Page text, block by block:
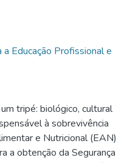
a Educação Profissional e
tripé: biológico, cultural
à sobrevivência
e Nutricional (EAN)
a obtenção da Segurança